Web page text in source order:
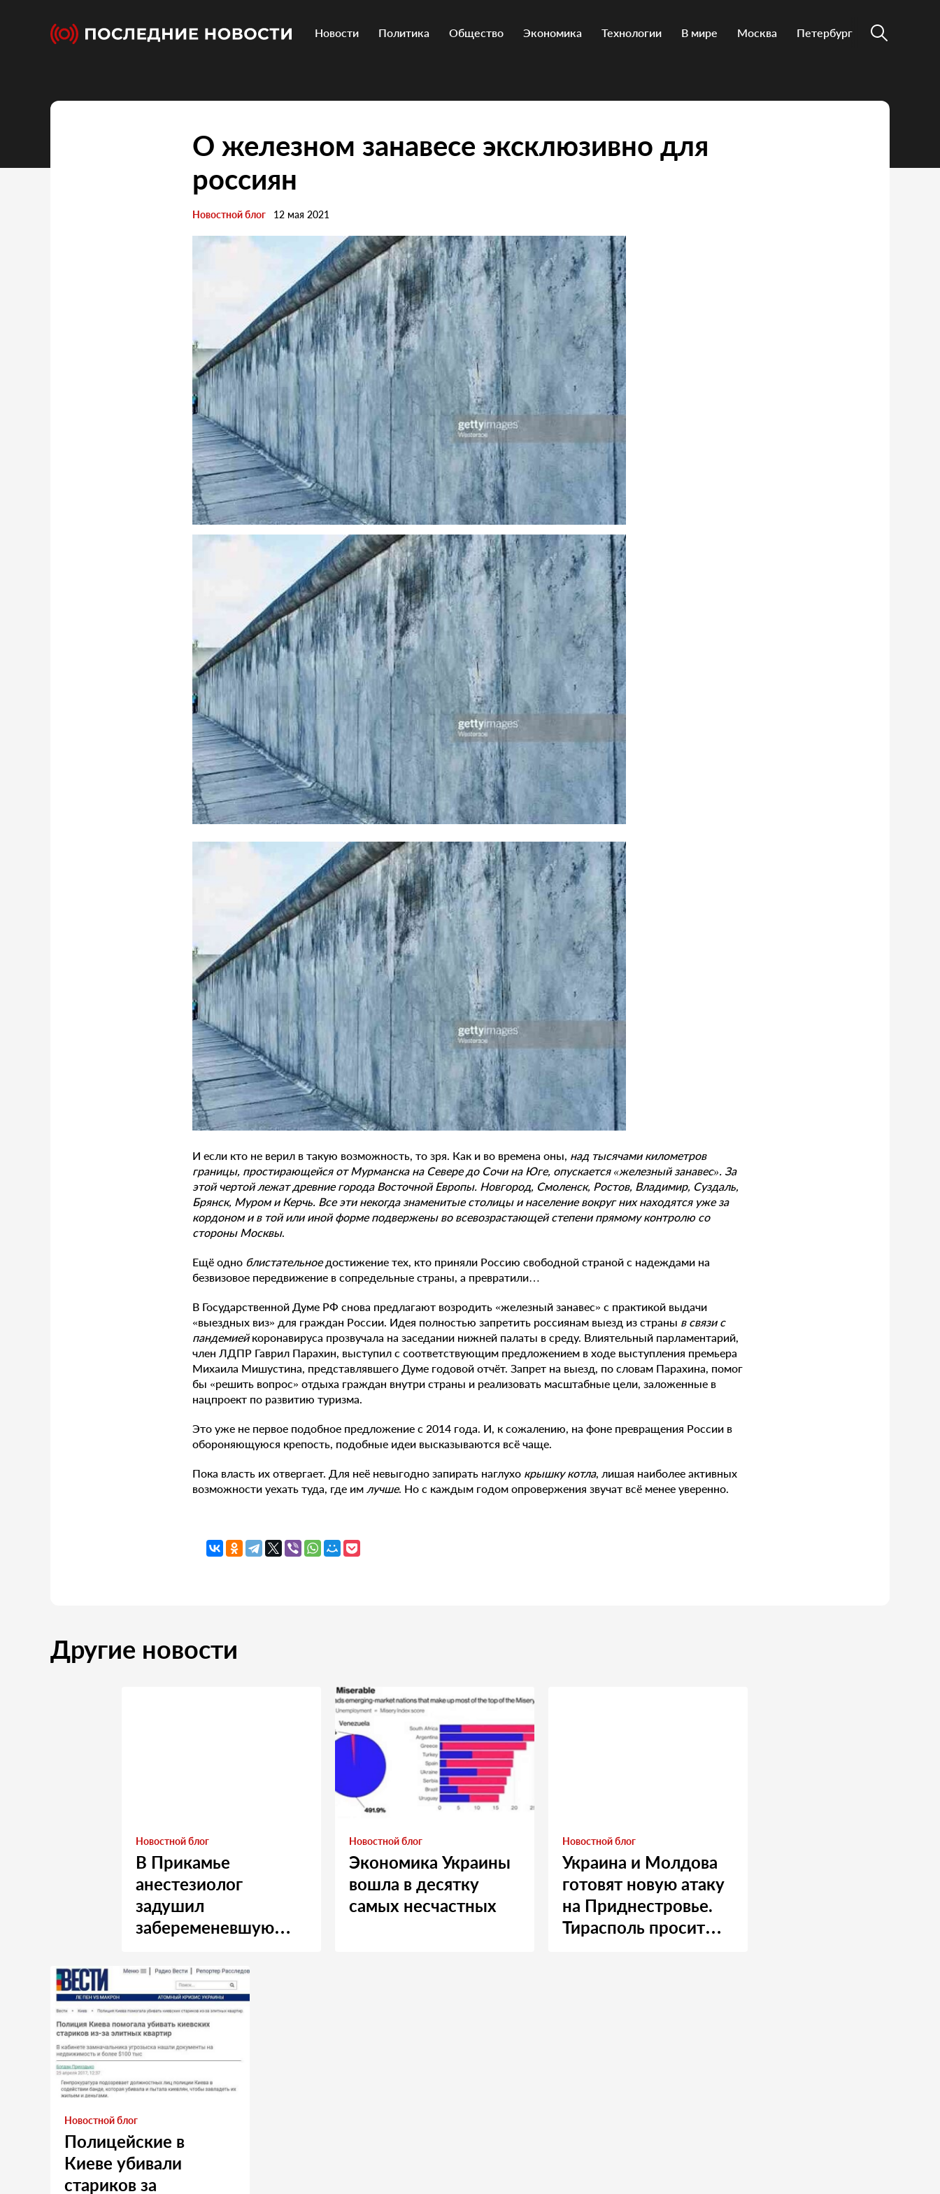
Новости Политика Общество Экономика Технологии В мире Москва Петербург
О железном занавесе эксклюзивно для
россиян
Новостной блог 12 мая 2021
И если кто не верил в такую возможность, то зря. Как и во времена оны, над тысячами километров
границы, простирающейся от Мурманска на Севере до Сочи на Юге, опускается «железный занавес». За
этой чертой лежат древние города Восточной Европы. Новгород, Смоленск, Ростов, Владимир, Суздаль,
Брянск, Муром и Керчь. Все эти некогда знаменитые столицы и население вокруг них находятся уже за
кордоном и в той или иной форме подвержены во всевозрастающей степени прямому контролю со
стороны Москвы.
Ещё одно блистательноедостижение тех, кто приняли Россию свободной страной с надеждами на
безвизовое передвижение в сопредельные страны, а превратили…
В Государственной Думе РФ снова предлагают возродить «железный занавес» с практикой выдачи
«выездных виз» для граждан России. Идея полностью запретить россиянам выезд из страны в связи с
пандемиейкоронавируса прозвучала на заседании нижней палаты в среду. Влиятельный парламентарий,
член ЛДПР Гаврил Парахин, выступил с соответствующим предложением в ходе выступления премьера
Михаила Мишустина, представлявшего Думе годовой отчёт. Запрет на выезд, по словам Парахина, помог
бы «решить вопрос» отдыха граждан внутри страны и реализовать масштабные цели, заложенные в
нацпроект по развитию туризма.
Это уже не первое подобное предложение с 2014 года. И, к сожалению, на фоне превращения России в
обороняющуюся крепость, подобные идеи высказываются всё чаще.
Пока власть их отвергает. Для неё невыгодно запирать наглухо крышку котла, лишая наиболее активных
возможности уехать туда, где им лучше. Но с каждым годом опровержения звучат всё менее уверенно.
Другие новости
Новостной блог
В Прикамье
анестезиолог
задушил
забеременевшую
Новостной блог
Экономика Украины
вошла в десятку
самых несчастных
Новостной блог
Украина и Молдова
готовят новую атаку
на Приднестровье.
Тирасполь просит
Новостной блог
Полицейские в
Киеве убивали
стариков за